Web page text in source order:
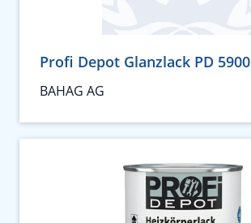
Profi Depot Glanzlack PD 5900
BAHAG AG